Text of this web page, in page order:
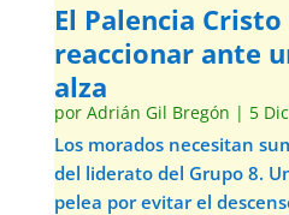
El Palencia Cristo
reaccionar ante
alza
por Adrián Gil Bregón | 5
Los morados necesitan
del liderato del Grupo 8.
pelea por evitar el